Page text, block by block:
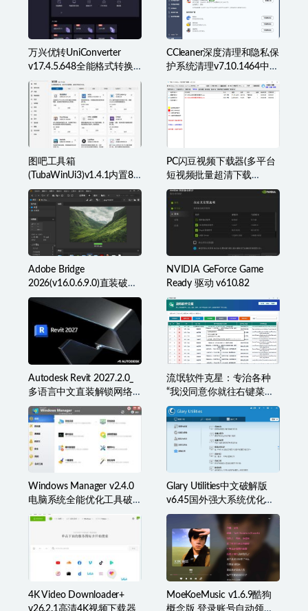
万兴优转UniConverter
v17.4.5.648全能格式转换
工具箱破解版
CCleaner深度清理和隐私保
护系统清理v7.10.1464中文
破解版
图吧工具箱
(TubaWinUi3)v1.4.1内置82
款检测工具便携版
PC闪豆视频下载器(多平台
短视频批量超清下载
器)v2026.07.29
Adobe Bridge
2026(v16.0.6.9.0)直装破解
版(简称BR2026)
NVIDIA GeForce Game
Ready 驱动 v610.82
Autodesk Revit 2027.2.0_
多语言中文直装解锁网络
许可版
流氓软件克星：专治各种
“我没同意你就往右键菜单
里塞东西”
Windows Manager v2.4.0
电脑系统全能优化工具破
解版
Glary Utilities中文破解版
v6.45国外强大系统优化百
宝箱
4K Video Downloader+
v26.2.1高清4K视频下载器
MoeKoeMusic v1.6.9酷狗
概念版 登录账号自动领取